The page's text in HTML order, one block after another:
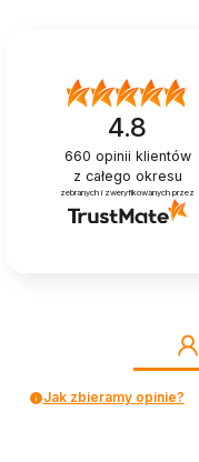
4.8
660 opinii klientów
z całego okresu
zebranych i zweryfikowanych przez
Jak zbieramy opinie?